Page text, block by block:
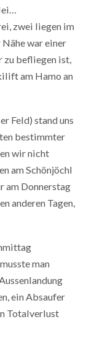
zwei liegen im
war einer
zu befliegen ist,
am Hamo an
Feld) stand uns
bestimmter
wir nicht
am Schönjöchl
am Donnerstag
anderen Tagen,
man
ein Absaufer
Totalverlust